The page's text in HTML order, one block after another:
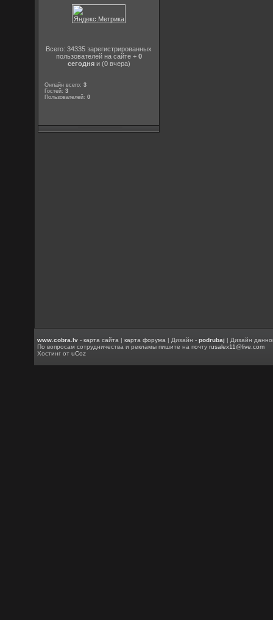
Всего: 34335 зарегистрированных
пользователей на сайте + 0
сегодняи (0 вчера)
Онлайн всего:3
Гостей:3
Пользователей:0
www.cobra.lv -карта сайта |карта форума | Дизайн -podrubaj | Дизайн
По вопросам сотрудничества и рекламы пишите на почтуrusalex11@live.com
Хостинг отuCoz